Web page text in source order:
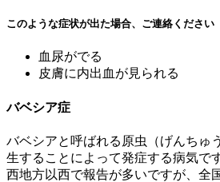
このような症状が出た場合、ご連絡ください
血尿がでる
皮膚に内出血が見られる
バベシア症
バベシアと呼ばれる原虫（げんちゅ
生することによって発症する病気で
西地方以西で報告が多いですが、全